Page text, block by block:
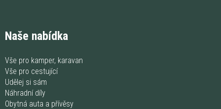
Naše nabídka
Vše pro kamper, karavan
Vše pro cestující
Udělej si sám
Náhradní díly
Obytná auta a přívěsy